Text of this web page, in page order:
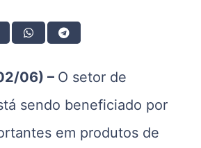
06) – O setor de
sendo beneficiado por
em produtos de